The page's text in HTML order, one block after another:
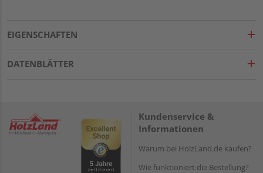
EIGENSCHAFTEN
DATENBLÄTTER
Kundenservice &
Informationen
Warum bei HolzLand.de kaufen?
Wie funktioniert die Bestellung?